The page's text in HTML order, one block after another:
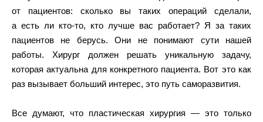
от пациентов: сколько вы таких операций сделали,
а есть ли кто-то, кто лучше вас работает? Я за таких
пациентов не берусь. Они не понимают сути нашей
работы. Хирург должен решать уникальную задачу,
которая актуальна для конкретного пациента. Вот это как
раз вызывает больший интерес, это путь саморазвития.
Все думают, что пластическая хирургия — это только